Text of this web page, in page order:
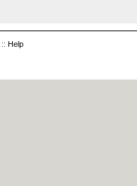
:: Help